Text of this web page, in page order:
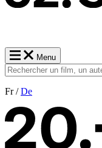
Menu
Fr /De